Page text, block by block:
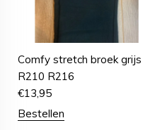
Comfy stretch broek grijs
R210 R216
€13,95
Bestellen